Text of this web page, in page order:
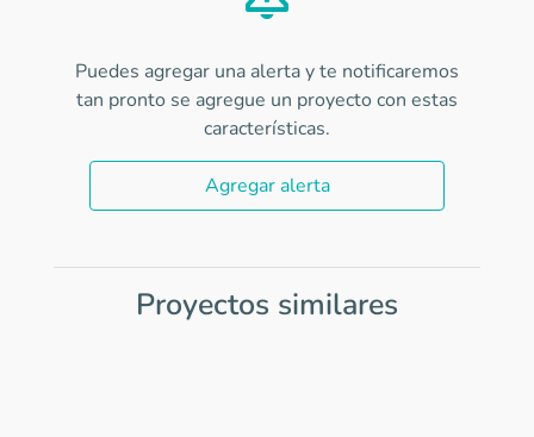
Puedes agregar una alerta y te notificaremos
tan pronto se agregue un proyecto con estas
características.
Agregar alerta
Proyectos similares